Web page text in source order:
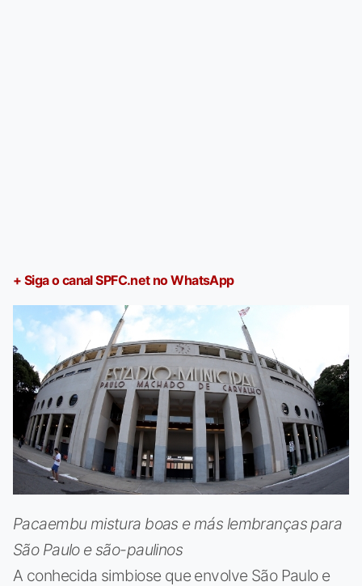
+ Siga o canal SPFC.net no WhatsApp
Pacaembu mistura boas e más lembranças para
São Paulo e são-paulinos
A conhecida simbiose que envolve São Paulo e